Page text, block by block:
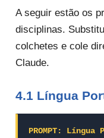
A seguir estão os
disciplinas.
colchetes e cole
Claude.
4.1 Língua
PROMPT: